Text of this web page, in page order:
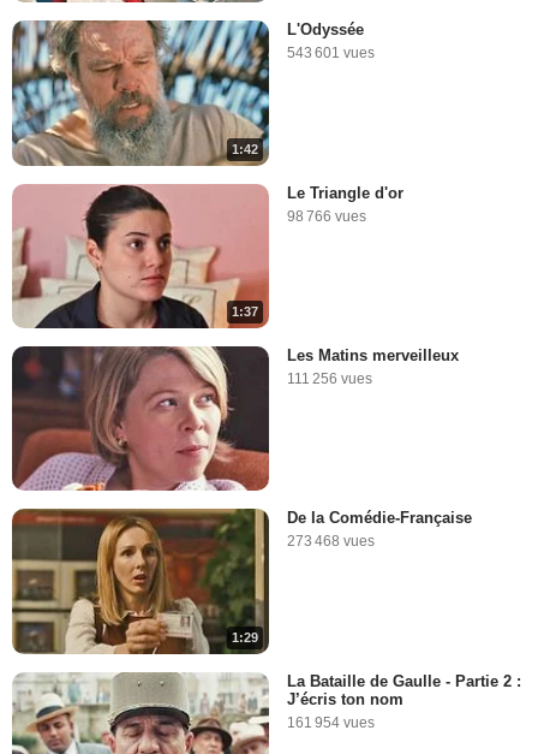
1:42
L'Odyssée
543 601 vues
1:37
Le Triangle d'or
98 766 vues
Les Matins merveilleux
111 256 vues
1:29
De la Comédie-Française
273 468 vues
La Bataille de Gaulle - Partie 2 :
J’écris ton nom
161 954 vues